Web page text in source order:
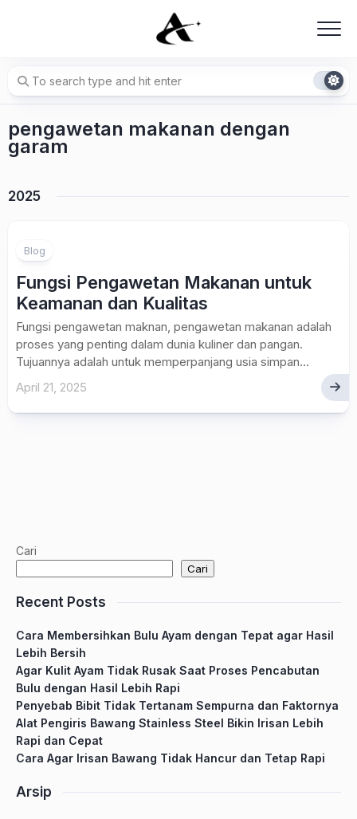
pengawetan makanan dengan
garam
2025
Blog
Fungsi Pengawetan Makanan untuk
Keamanan dan Kualitas
Fungsi pengawetan maknan, pengawetan makanan adalah
proses yang penting dalam dunia kuliner dan pangan.
Tujuannya adalah untuk memperpanjang usia simpan...
April 21, 2025
Cari
Cari
Recent Posts
Cara Membersihkan Bulu Ayam dengan Tepat agar Hasil
Lebih Bersih
Agar Kulit Ayam Tidak Rusak Saat Proses Pencabutan
Bulu dengan Hasil Lebih Rapi
Penyebab Bibit Tidak Tertanam Sempurna dan Faktornya
Alat Pengiris Bawang Stainless Steel Bikin Irisan Lebih
Rapi dan Cepat
Cara Agar Irisan Bawang Tidak Hancur dan Tetap Rapi
Arsip